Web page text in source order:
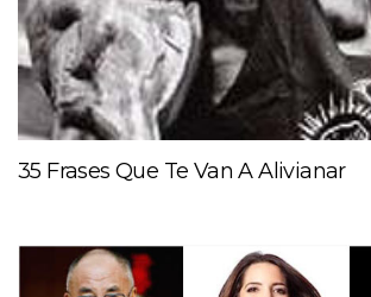
35 Frases Que Te Van A Alivianar